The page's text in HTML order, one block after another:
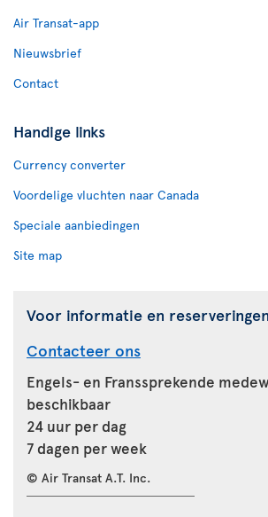
Air Transat-app
Nieuwsbrief
Contact
Handige links
Currency converter
Voordelige vluchten naar Canada
Speciale aanbiedingen
Site map
Voor informatie en reserveringen
Contacteer ons
Engels- en Franssprekende
beschikbaar
24 uur per dag
7 dagen per week
© Air Transat A.T. Inc.